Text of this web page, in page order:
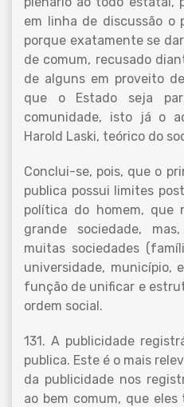
em linha de discussão o
porque exatamente se
de comum, recusado
de alguns em proveito
que o Estado seja
comunidade, isto já o
Harold Laski, teórico do
Conclui-se, pois, que o
publica possui limites
política do homem, que
grande sociedade,
muitas sociedades
universidade, município,
função de unificar e
ordem social.
131. A publicidade
publica. Este é o mais
da publicidade nos
ao bem comum, que